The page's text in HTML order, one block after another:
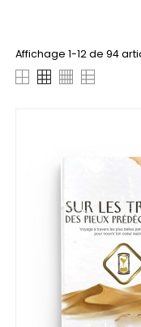
Affichage 1-12 de 94